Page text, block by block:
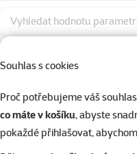
Souhlas s cookies
Proč potřebujeme váš
co máte v košíku, abyste
pokaždé přihlašovat,
Vyhledat hodnotu parametru
Bez obilovin (Grain Free)
Borůvky